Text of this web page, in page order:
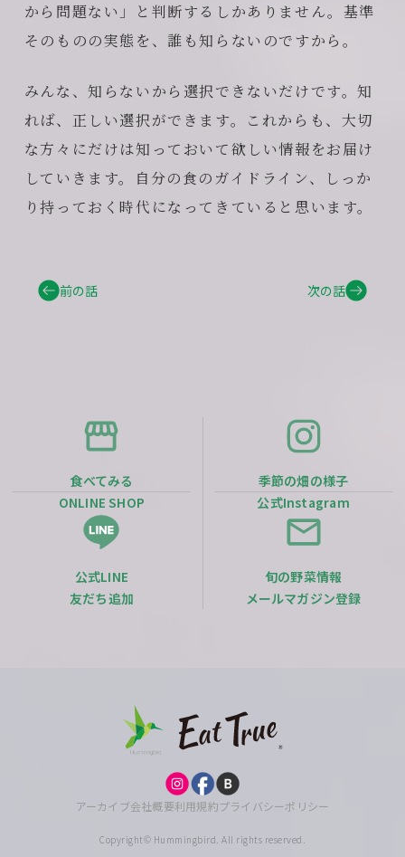
から問題ない」と判断するしかありません。基準
そのものの実態を、誰も知らないのですから。
みんな、知らないから選択できないだけです。知
れば、正しい選択ができます。これからも、大切
な方々にだけは知っておいて欲しい情報をお届け
していきます。自分の食のガイドライン、しっか
り持っておく時代になってきていると思います。
前の話 次の話
食べてみる
ONLINE SHOP
季節の畑の様子
公式Instagram
公式LINE
友だち追加
旬の野菜情報
メールマガジン登録
アーカイブ会社概要利用規約プライバシーポリシー
Copyright© Hummingbird. All rights reserved.